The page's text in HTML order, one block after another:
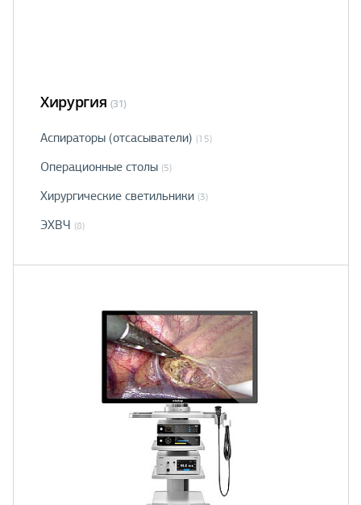
Хирургия (31)
Аспираторы (отсасыватели) (15)
Операционные столы (5)
Хирургические светильники (3)
ЭХВЧ (8)